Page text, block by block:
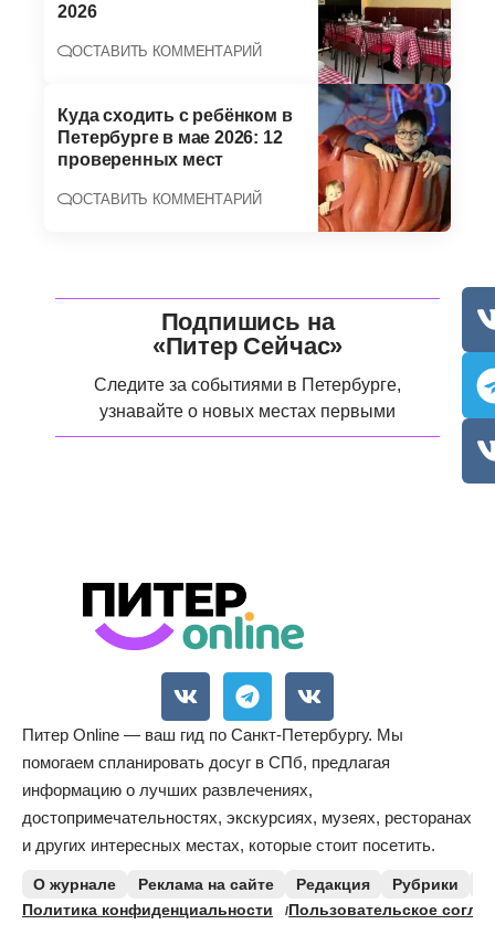
2026
ОСТАВИТЬ КОММЕНТАРИЙ
Куда сходить с ребёнком в
Петербурге в мае 2026: 12
проверенных мест
ОСТАВИТЬ КОММЕНТАРИЙ
Подпишись на
«Питер Сейчас»
Следите за событиями в Петербурге,
узнавайте о новых местах первыми
Питер Online — ваш гид по Санкт-Петербургу. Мы
помогаем спланировать досуг в СПб, предлагая
информацию о лучших развлечениях,
достопримечательностях, экскурсиях, музеях, ресторанах
и других интересных местах, которые стоит посетить.
О журнале Реклама на сайте Редакция Рубрики
Политика конфиденциальности
Пользовательское